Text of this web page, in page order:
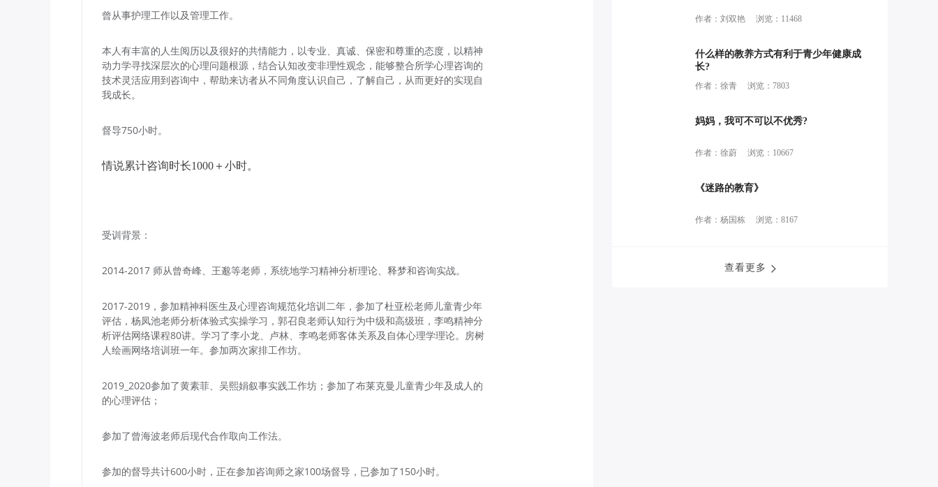
曾从事护理工作以及管理工作。
本人有丰富的人生阅历以及很好的共情能力，以专业、真诚、保密和尊重的态度，以精神
动力学寻找深层次的心理问题根源，结合认知改变非理性观念，能够整合所学心理咨询的
技术灵活应用到咨询中，帮助来访者从不同角度认识自己，了解自己，从而更好的实现自
我成长。
督导750小时。
情说累计咨询时长1000＋小时。
受训背景：
2014-2017 师从曾奇峰、王邈等老师，系统地学习精神分析理论、释梦和咨询实战。
2017-2019，参加精神科医生及心理咨询规范化培训二年，参加了杜亚松老师儿童青少年
评估，杨凤池老师分析体验式实操学习，郭召良老师认知行为中级和高级班，李鸣精神分
析评估网络课程80讲。学习了李小龙、卢林、李鸣老师客体关系及自体心理学理论。房树
人绘画网络培训班一年。参加两次家排工作坊。
2019_2020参加了黄素菲、吴熙娟叙事实践工作坊；参加了布莱克曼儿童青少年及成人的
的心理评估；
参加了曾海波老师后现代合作取向工作法。
参加的督导共计600小时，正在参加咨询师之家100场督导，已参加了150小时。
作者：刘双艳 浏览：11468
什么样的教养方式有利于青少年健康成
长?
作者：徐青 浏览：7803
妈妈，我可不可以不优秀?
作者：徐蔚 浏览：10667
《迷路的教育》
作者：杨国栋 浏览：8167
查看更多